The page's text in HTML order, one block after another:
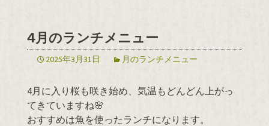
4月のランチメニュー
2025年3月31日 月のランチメニュー
4月に入り桜も咲き始め、気温もどんどん上がっ
てきていますね🌸
おすすめは魚を使ったランチになります。